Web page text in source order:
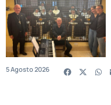
5 Agosto 2026